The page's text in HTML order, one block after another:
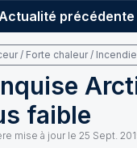
précédente
/ Forte chaleur /
faible
mise à jour le 25 Sept.